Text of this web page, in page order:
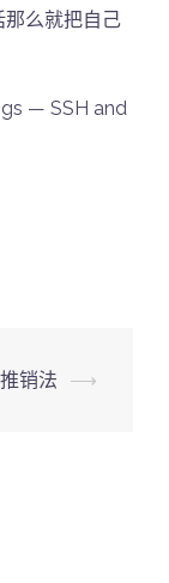
那么就把自己
— SSH and
销法 ⟶